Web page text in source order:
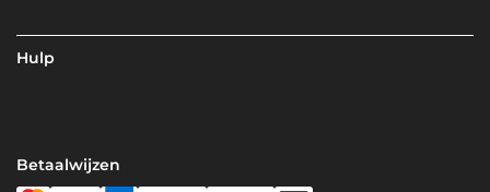
Hulp
Betaalwijzen